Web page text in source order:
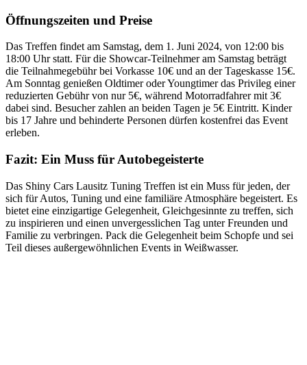
Öffnungszeiten und Preise
Das Treffen findet am Samstag, dem 1. Juni 2024, von 12:00 bis
18:00 Uhr statt. Für die Showcar-Teilnehmer am Samstag beträgt
die Teilnahmegebühr bei Vorkasse 10€ und an der Tageskasse 15€.
Am Sonntag genießen Oldtimer oder Youngtimer das Privileg einer
reduzierten Gebühr von nur 5€, während Motorradfahrer mit 3€
dabei sind. Besucher zahlen an beiden Tagen je 5€ Eintritt. Kinder
bis 17 Jahre und behinderte Personen dürfen kostenfrei das Event
erleben.
Fazit: Ein Muss für Autobegeisterte
Das Shiny Cars Lausitz Tuning Treffen ist ein Muss für jeden, der
sich für Autos, Tuning und eine familiäre Atmosphäre begeistert. Es
bietet eine einzigartige Gelegenheit, Gleichgesinnte zu treffen, sich
zu inspirieren und einen unvergesslichen Tag unter Freunden und
Familie zu verbringen. Pack die Gelegenheit beim Schopfe und sei
Teil dieses außergewöhnlichen Events in Weißwasser.